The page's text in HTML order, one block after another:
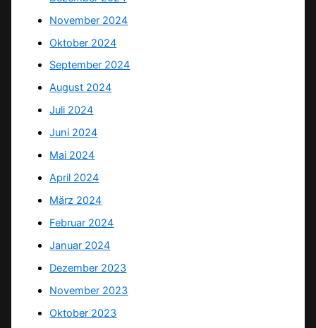
November 2024
Oktober 2024
September 2024
August 2024
Juli 2024
Juni 2024
Mai 2024
April 2024
März 2024
Februar 2024
Januar 2024
Dezember 2023
November 2023
Oktober 2023